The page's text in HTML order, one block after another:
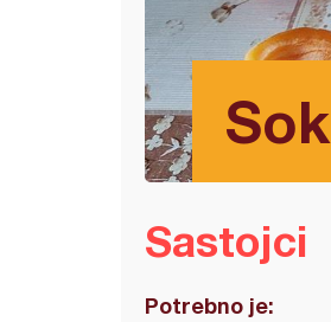
Sastojci
Potrebno je: